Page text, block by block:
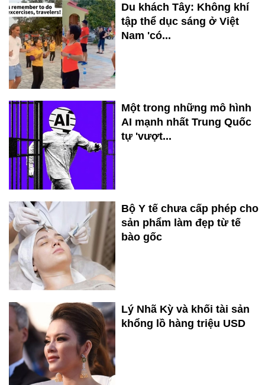
Du khách Tây: Không khí
tập thể dục sáng ở Việt
Nam 'có...
Một trong những mô hình
AI mạnh nhất Trung Quốc
tự 'vượt...
Bộ Y tế chưa cấp phép cho
sản phẩm làm đẹp từ tế
bào gốc
Lý Nhã Kỳ và khối tài sản
khổng lồ hàng triệu USD